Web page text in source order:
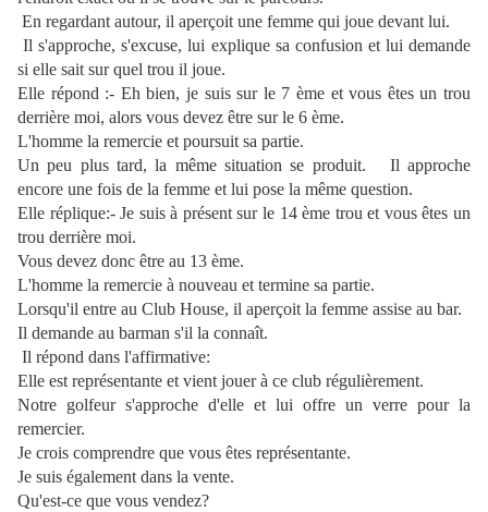
En regardant autour, il aperçoit une femme qui joue devant lui.
Il s'approche, s'excuse, lui explique sa confusion et lui demande
si elle sait sur quel trou il joue.
Elle répond :- Eh bien, je suis sur le 7 ème et vous êtes un trou
derrière moi, alors vous devez être sur le 6 ème.
L'homme la remercie et poursuit sa partie.
Un peu plus tard, la même situation se produit. Il approche
encore une fois de la femme et lui pose la même question.
Elle réplique:- Je suis à présent sur le 14 ème trou et vous êtes un
trou derrière moi.
Vous devez donc être au 13 ème.
L'homme la remercie à nouveau et termine sa partie.
Lorsqu'il entre au Club House, il aperçoit la femme assise au bar.
Il demande au barman s'il la connaît.
Il répond dans l'affirmative:
Elle est représentante et vient jouer à ce club régulièrement.
Notre golfeur s'approche d'elle et lui offre un verre pour la
remercier.
Je crois comprendre que vous êtes représentante.
Je suis également dans la vente.
Qu'est-ce que vous vendez?